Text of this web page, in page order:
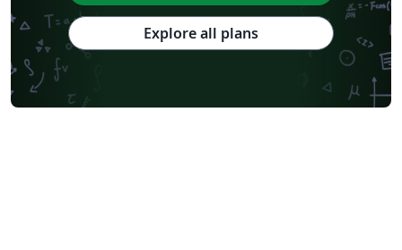
Explore all plans